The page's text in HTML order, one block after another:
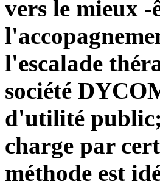
vers le mieux
l'escalade
société
d'utilité public;
charge par
méthode est